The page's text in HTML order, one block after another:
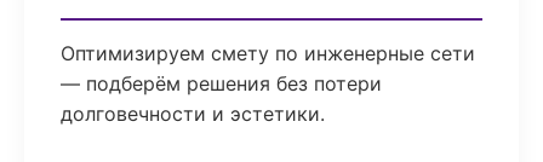
Оптимизируем смету по инженерные сети
— подберём решения без потери
долговечности и эстетики.